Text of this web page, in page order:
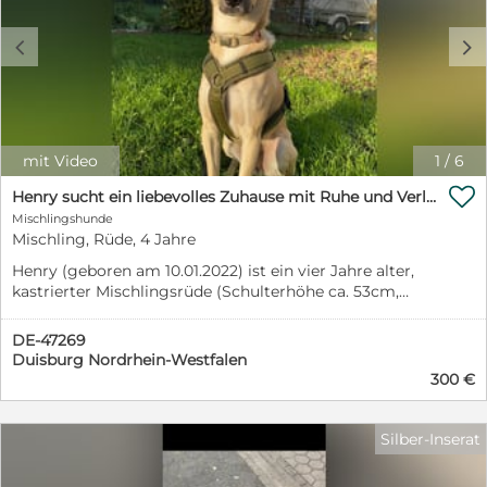
1 / 6
c d
mit Video
Henry sucht ein liebevolles Zuhause mit Ruhe und Verlässlichkeit
Mischlingshunde
Mischling, Rüde, 4 Jahre
Henry (geboren am 10.01.2022) ist ein vier Jahre alter,
kastrierter Mischlingsrüde (Schulterhöhe ca. 53cm,
seine Sensibilität, Achtsamkeit und Intelligenz
respektiert. Henry ist kein Anfängerhund, sondern
benötigt Menschen, die ihm Führung, klare Strukturen,
verspielt, neugierig und wachsam, zeigt sich aktuell
jedoch in neuen Situationen unsicher, ist rasch
gestresst und gibt sich im jetzigen Zuhause territorial.

DE-47269
Duisburg Nordrhein-Westfalen
300 €
Silber-Inserat